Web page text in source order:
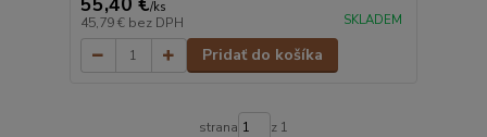
/ks
45,79 € bez DPH SKLADEM
Pridať do košíka
strana z 1